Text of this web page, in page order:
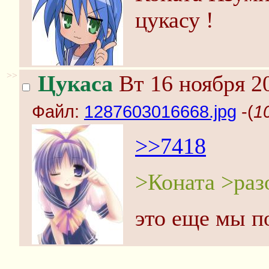
цукасу !
>> Цукаса Вт 16 ноября
Файл: 1287603016668.jpg -(
>>7418
>Коната
это еще мы